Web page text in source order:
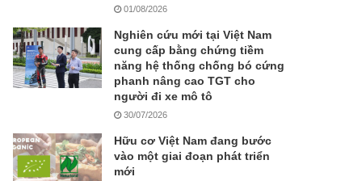
01/08/2026
Nghiên cứu mới tại Việt Nam
cung cấp bằng chứng tiềm
năng hệ thống chống bó cứng
phanh nâng cao TGT cho
người đi xe mô tô
30/07/2026
Hữu cơ Việt Nam đang bước
vào một giai đoạn phát triển
mới